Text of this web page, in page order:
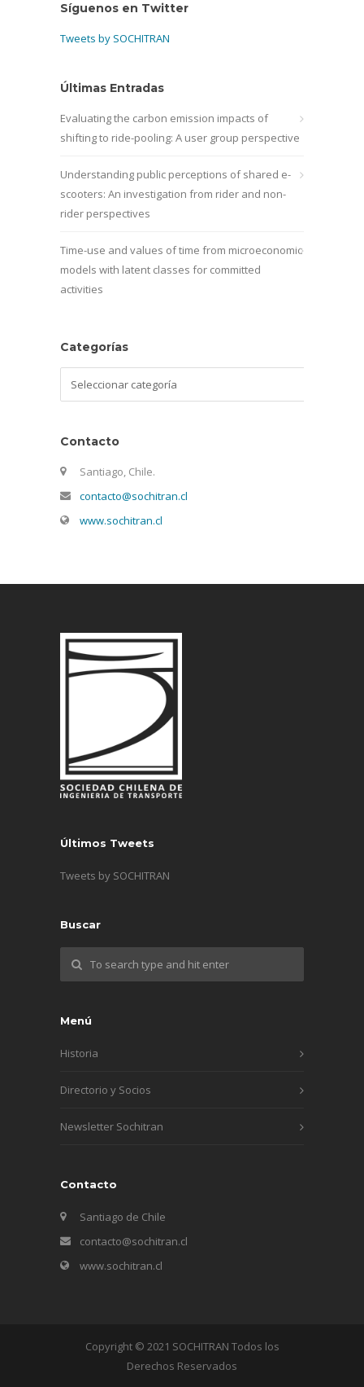
Síguenos en Twitter
Tweets by SOCHITRAN
Últimas Entradas
Evaluating the carbon emission impacts of
shifting to ride-pooling: A user group perspective
Understanding public perceptions of shared e-
scooters: An investigation from rider and non-
rider perspectives
Time-use and values of time from microeconomic
models with latent classes for committed
activities
Categorías
Contacto
Santiago, Chile.
contacto@sochitran.cl
www.sochitran.cl
Últimos Tweets
Tweets by SOCHITRAN
Buscar
Menú
Historia
Directorio y Socios
Newsletter Sochitran
Contacto
Santiago de Chile
contacto@sochitran.cl
www.sochitran.cl
Copyright © 2021 SOCHITRAN Todos los
Derechos Reservados